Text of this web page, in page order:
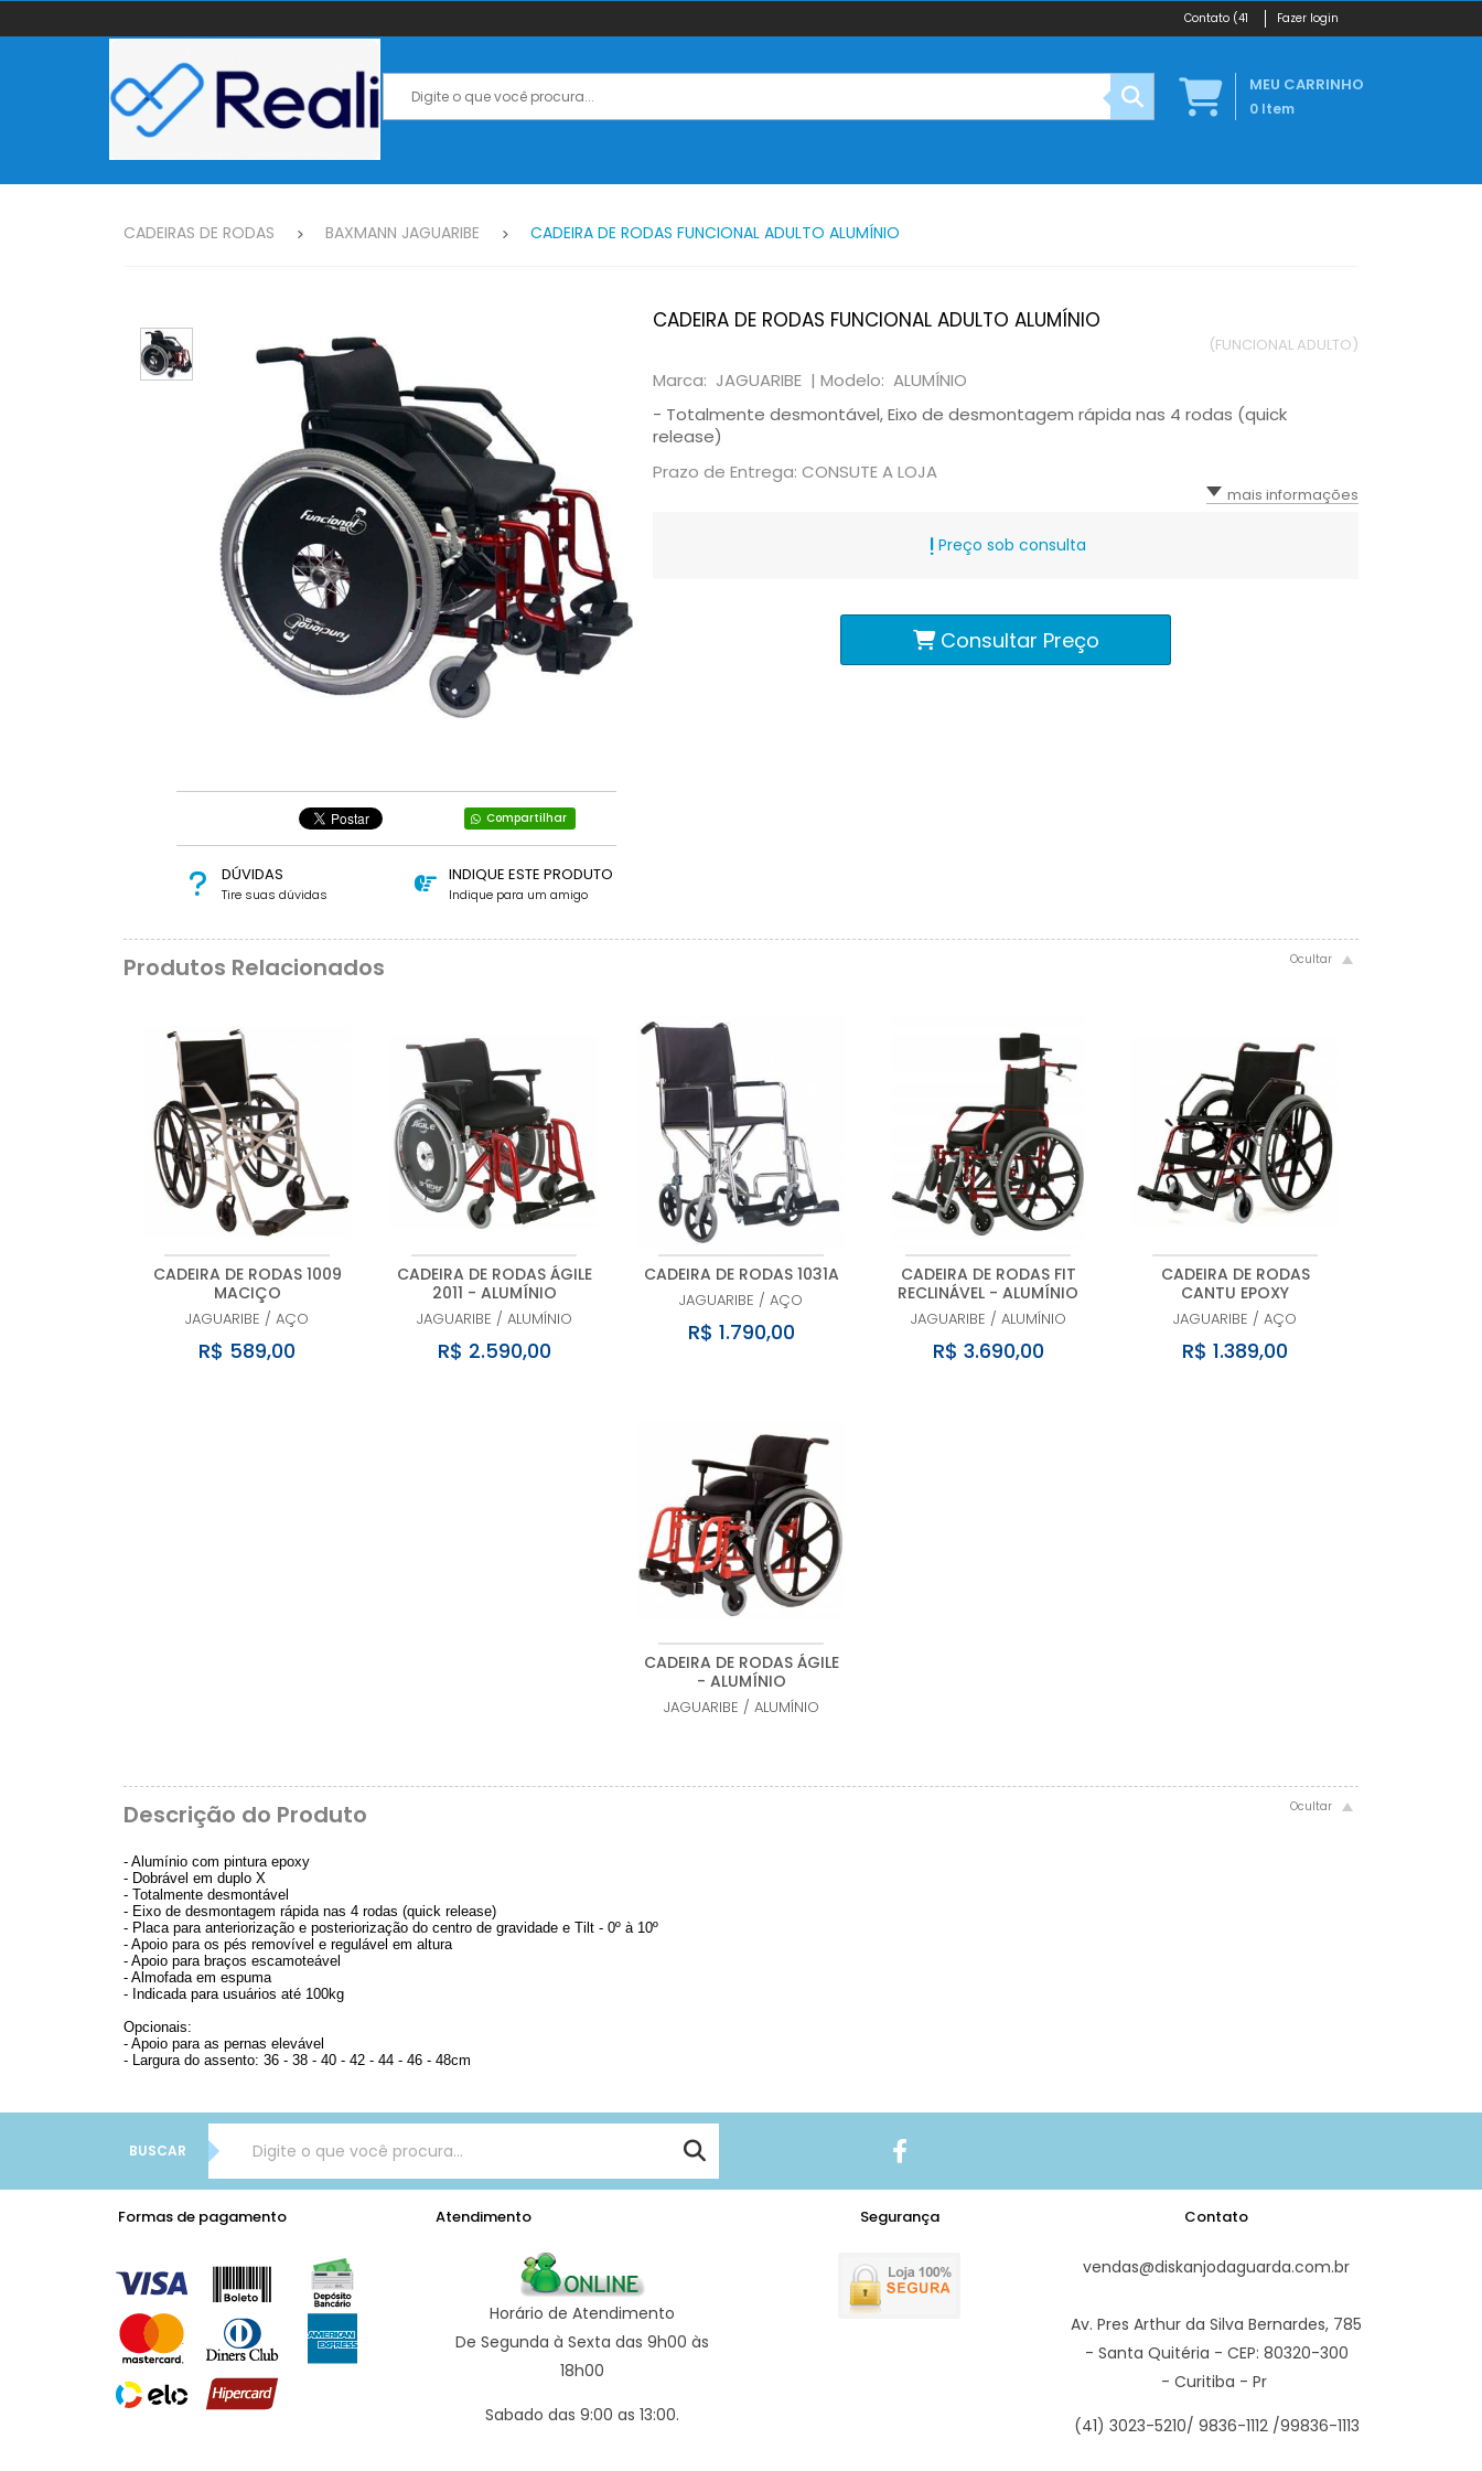
(41 Fazer login
MEU CARRINHO
0 Item
CADEIRAS DE RODAS BAXMANN JAGUARIBE CADEIRA DE RODAS FUNCIONAL ADULTO ALUMÍNIO
Compartilhar
DÚVIDAS
Tire suas dúvidas
INDIQUE ESTE PRODUTO
Indique para um amigo
CADEIRA DE RODAS FUNCIONAL ADULTO ALUMÍNIO
(FUNCIONAL ADULTO)
Marca: JAGUARIBE | Modelo: ALUMÍNIO
- Totalmente desmontável, Eixo de desmontagem rápida nas 4 rodas (quick
release)
Prazo de Entrega: CONSUTE A LOJA
mais informações
Preço sob consulta
Consultar Preço
Produtos Relacionados
CADEIRA DE RODAS 1009
MACIÇO
JAGUARIBE / AÇO
R$ 589,00
CADEIRA DE RODAS ÁGILE
2011 - ALUMÍNIO
JAGUARIBE / ALUMÍNIO
R$ 2.590,00
CADEIRA DE RODAS 1031A
JAGUARIBE / AÇO
R$ 1.790,00
CADEIRA DE RODAS FIT
RECLINÁVEL - ALUMÍNIO
JAGUARIBE / ALUMÍNIO
R$ 3.690,00
CADEIRA DE RODAS
CANTU EPOXY
JAGUARIBE / AÇO
R$ 1.389,00
CADEIRA DE RODAS ÁGILE
- ALUMÍNIO
JAGUARIBE / ALUMÍNIO
Descrição do Produto
- Alumínio com pintura epoxy
- Dobrável em duplo X
- Totalmente desmontável
- Eixo de desmontagem rápida nas 4 rodas (quick release)
- Placa para anteriorização e posteriorização do centro de gravidade e Tilt - 0º à 10º
- Apoio para os pés removível e regulável em altura
- Apoio para braços escamoteável
- Almofada em espuma
- Indicada para usuários até 100kg
Opcionais:
- Apoio para as pernas elevável
- Largura do assento: 36 - 38 - 40 - 42 - 44 - 46 - 48cm
BUSCAR
Formas de pagamento Atendimento
Horário de Atendimento
De Segunda à Sexta das 9h00 às
18h00
Sabado das 9:00 as 13:00.
Segurança Contato
vendas@diskanjodaguarda.com.br
Av. Pres Arthur da Silva Bernardes, 785
- Santa Quitéria - CEP: 80320-300
- Curitiba - Pr
(41) 3023-5210/ 9836-1112 /99836-1113